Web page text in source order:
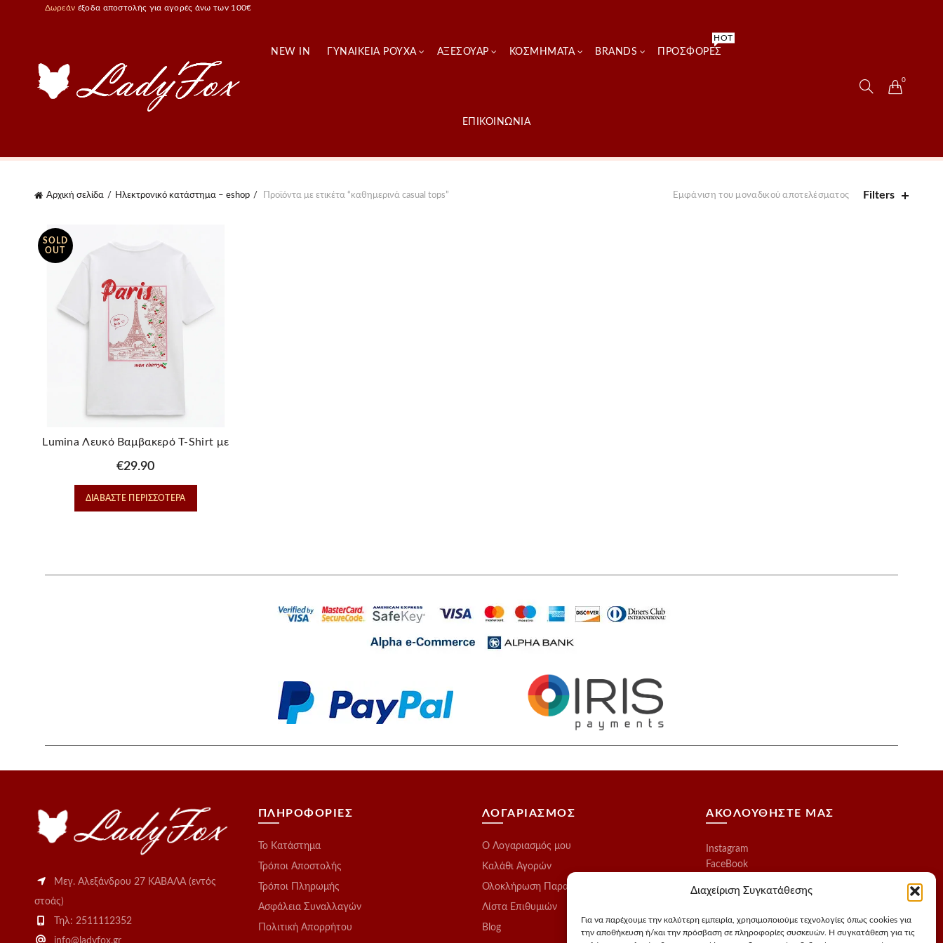
Διαχείριση Συγκατάθεσης
Για να παρέχουμε την καλύτερη εμπειρία, χρησιμοποιούμε τεχνολογίες όπως cookies για
την αποθήκευση ή/και την πρόσβαση σε πληροφορίες συσκευών. Η συγκατάθεση για τις
Δωρεάν έξοδα αποστολής για αγορές άνω των 100€
NEW IN ΓΥΝΑΙΚΕΊΑ ΡΟΎΧΑ ΑΞΕΣΟΥΑΡ ΚΟΣΜΗΜΑΤΑ BRANDS ΠΡΟΣΦΟΡΈΣ
HOT
ΕΠΙΚΟΙΝΩΝΙΑ
0
Αρχική σελίδα Ηλεκτρονικό κατάστημα – eshop Προϊόντα με ετικέτα “καθημερινά casual tops” Εμφάνιση του μοναδικού αποτελέσματος Filters
SOLD
OUT
Lumina Λευκό Βαμβακερό T-Shirt με
€29.90
ΔΙΑΒΆΣΤΕ ΠΕΡΙΣΣΌΤΕΡΑ
Μεγ. Αλεξάνδρου 27 ΚΑΒΑΛΑ (εντός
στοάς)
Τηλ: 2511112352
info@ladyfox.gr
ΠΛΗΡΟΦΟΡΙΕΣ
Το Kατάστημα
Τρόποι Αποστολής
Τρόποι Πληρωμής
Ασφάλεια Συναλλαγών
Πολιτική Απορρήτου
ΛΟΓΑΡΙΑΣΜΟΣ
O Λογαριασμός μου
Καλάθι Αγορών
Ολοκλήρωση Παραγγελίας
Λίστα Επιθυμιών
Blog
ΑΚΟΛΟΥΘΗΣΤΕ ΜΑΣ
Instagram
FaceBook